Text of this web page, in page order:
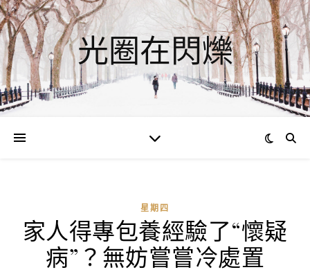
光圈在閃爍
星期四
家人得專包養經驗了“懷疑
病”？無妨嘗嘗冷處置